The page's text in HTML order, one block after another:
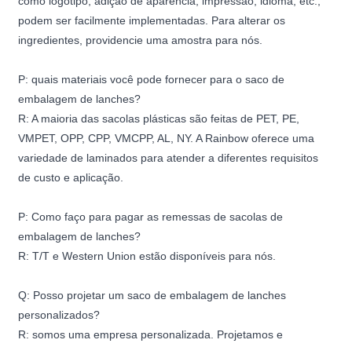
podem ser facilmente implementadas. Para alterar os
ingredientes, providencie uma amostra para nós.
P: quais materiais você pode fornecer para o saco de
embalagem de lanches?
R: A maioria das sacolas plásticas são feitas de PET, PE,
VMPET, OPP, CPP, VMCPP, AL, NY. A Rainbow oferece uma
variedade de laminados para atender a diferentes requisitos
de custo e aplicação.
P: Como faço para pagar as remessas de sacolas de
embalagem de lanches?
R: T/T e Western Union estão disponíveis para nós.
Q: Posso projetar um saco de embalagem de lanches
personalizados?
R: somos uma empresa personalizada. Projetamos e